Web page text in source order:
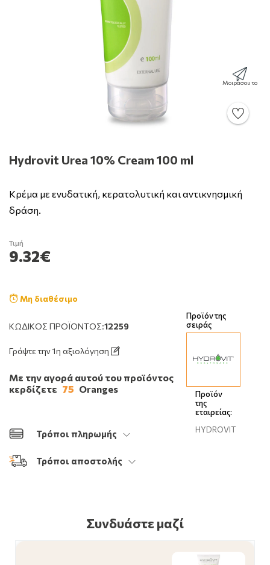
Μοιράσου το
Hydrovit Urea 10% Cream 100 ml
Κρέμα με ενυδατική, κερατολυτική και αντικνησμική
δράση.
ΚΩΔΙΚΌΣ ΠΡΟΪΌΝΤΟΣ:12259
Γράψτε την 1η αξιολόγηση
Μη διαθέσιμο
Τιμή
9.32€
Με την αγορά αυτού του προϊόντος
κερδίζετε 75 Oranges
Τρόποι πληρωμής
Τρόποι αποστολής
Προϊόν της
σειράς
Προϊόν
της
εταιρείας:
HYDROVIT
Συνδυάστε μαζί